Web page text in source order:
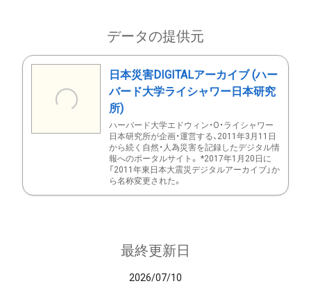
データの提供元
日本災害DIGITALアーカイブ (ハー
バード大学ライシャワー日本研究
所)
ハーバード大学エドウィン・O・ライシャワー
日本研究所が企画・運営する、2011年3月11日
から続く自然・人為災害を記録したデジタル情
報へのポータルサイト。 *2017年1月20日に
「2011年東日本大震災デジタルアーカイブ」か
ら名称変更された。
最終更新日
2026/07/10